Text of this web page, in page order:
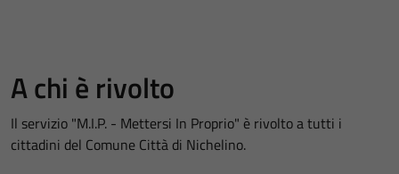
A chi è rivolto
Il servizio "M.I.P. - Mettersi In Proprio" è rivolto a tutti i
cittadini del Comune Città di Nichelino.